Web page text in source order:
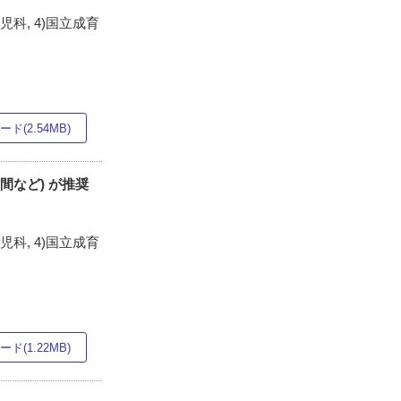
科, 4)国立成育
ド(2.54MB)
など) が推奨
科, 4)国立成育
ド(1.22MB)